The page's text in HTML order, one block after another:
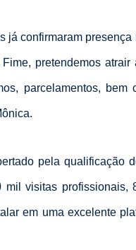
já confirmaram
Fime, pretendemos
parcelamentos, bem
pela qualificação
visitas profissionais,
em uma excelente